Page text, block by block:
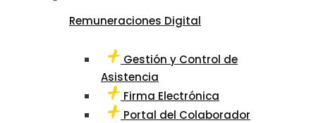
Remuneraciones Digital
Gestión y Control de
Asistencia
Firma Electrónica
Portal del Colaborador